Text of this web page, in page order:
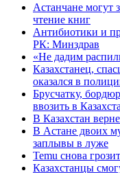
Астанчане могут
чтение книг
Антибиотики и
РК: Минздрав
«Не дадим
Казахстанец,
оказался в
Брусчатку,
ввозить в
В Казахстан
В Астане двоих
заплывы в луже
Temu снова
Казахстанцы